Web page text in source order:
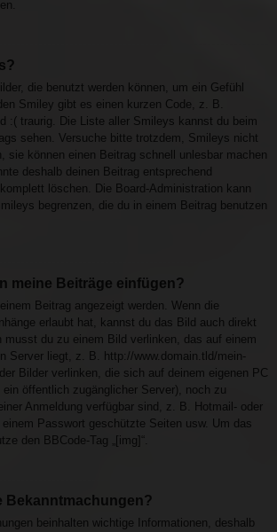
die benutzt werden können, um ein Gefühl
Smiley gibt es einen kurzen Code, z. B.
:( traurig. Die Liste aller Smileys kannst du beim
sehen. Versuche bitte trotzdem, Smileys nicht
sie können einen Beitrag schnell unlesbar machen
deshalb deinen Beitrag entsprechend
löschen. Die Board-Administration kann
begrenzen, die du in einem Beitrag benutzen
meine Beiträge einfügen?
Beitrag angezeigt werden. Wenn die
erlaubt hat, kannst du das Bild auch direkt
musst du zu einem Bild verlinken, das auf einem
Server liegt, z. B. http://www.domain.tld/mein-
Bilder verlinken, die sich auf deinem eigenen PC
öffentlich zugänglicher Server), noch zu
Anmeldung verfügbar sind, z. B. Hotmail- oder
Passwort geschützte Seiten usw. Um das
den BBCode-Tag „[img]“.
Bekanntmachungen?
beinhalten wichtige Informationen, deshalb